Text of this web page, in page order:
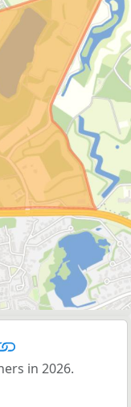
in 2026.